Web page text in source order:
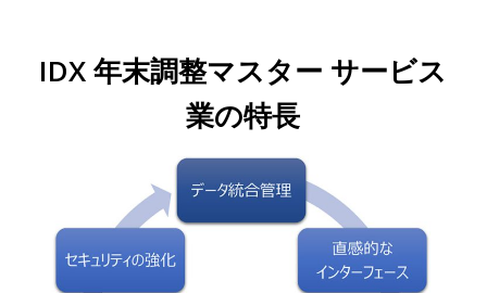
IDX 年末調整マスター サービス
業の特長